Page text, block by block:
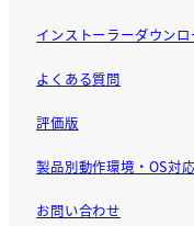
インストーラーダウンロ
よくある質問
評価版
製品別動作環境・OS対
お問い合わせ